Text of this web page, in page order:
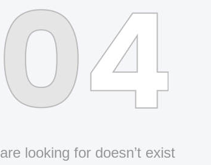
looking for doesn’t exist